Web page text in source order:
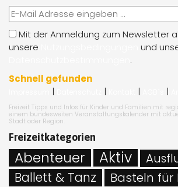
Mit der Anmeldung zum Newsletter
unsere
und
.
Schnell gefunden
| | | |
Freizeit Tipps und Infos für Kinder und Familien mit
einem bundesweiten Veranstaltungskalender mit
Stadt oder Region.
Freizeitkategorien
Abenteuer Aktiv
Ballett & Tanz Basteln für